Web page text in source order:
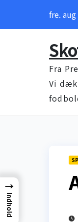
fre.
Fra
Vi
→
Indhold